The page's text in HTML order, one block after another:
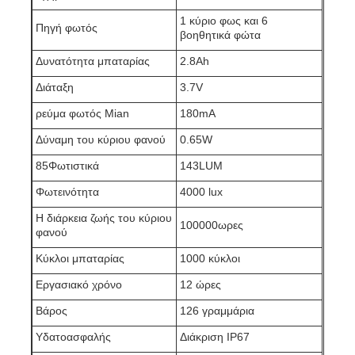
Επαναφορτιζόμενα λαμπτήρες καπάκις
υπόγεια λαμπτήρα καλώδιο χωρίς καπάκι
Φώτα εξόρυξης άνθρακα
Φώτα κεφαλής ανθρακωρύχων
Αεροπορικά φώτα
Φωτοβολταϊκό ασφαλή από έκρηξη
Βιομηχανικό φως LED
Πηγή φωτός
1 κύριο φως και 6
βοηθητικά φώτα
Δυνατότητα μπαταρίας 2.8Ah
Διάταξη 3.7V
ρεύμα φωτός Mian 180mA
Δύναμη του κύριου φανού 0.65W
85Φωτιστικά 143LUM
Φωτεινότητα 4000 lux
Η διάρκεια ζωής του κύριου
φανού
100000ωρες
Κύκλοι μπαταρίας 1000 κύκλοι
Εργασιακό χρόνο 12 ώρες
Βάρος 126 γραμμάρια
Υδατοασφαλής Διάκριση IP67